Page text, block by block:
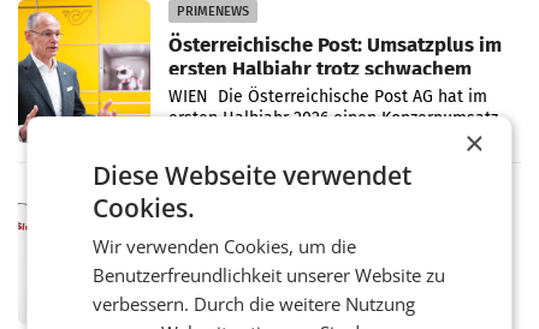
PRIMENEWS
Österreichische Post: Umsatzplus im
ersten Halbjahr trotz schwachem
Briefgeschäft
WIEN Die Österreichische Post AG hat im
ersten Halbjahr 2026 einen Konzernumsatz
von 1.544,0 Mio. EUR erwirtschaftet, was
einem Plus von 3,8 Prozent gegenüber dem
Vergleichszeitraum
überraschend viel Gewinn
UNTERFÖHRING/MAILAND/AMSTERDAM. Der
Frühjahr dank Kostensenkungen operativ
×
Diese Webseite verwendet
Cookies.
Wir verwenden Cookies, um die
Benutzerfreundlichkeit unserer Website zu
verbessern. Durch die weitere Nutzung